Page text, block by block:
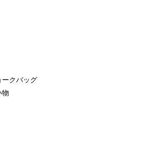
ークバッグ
物